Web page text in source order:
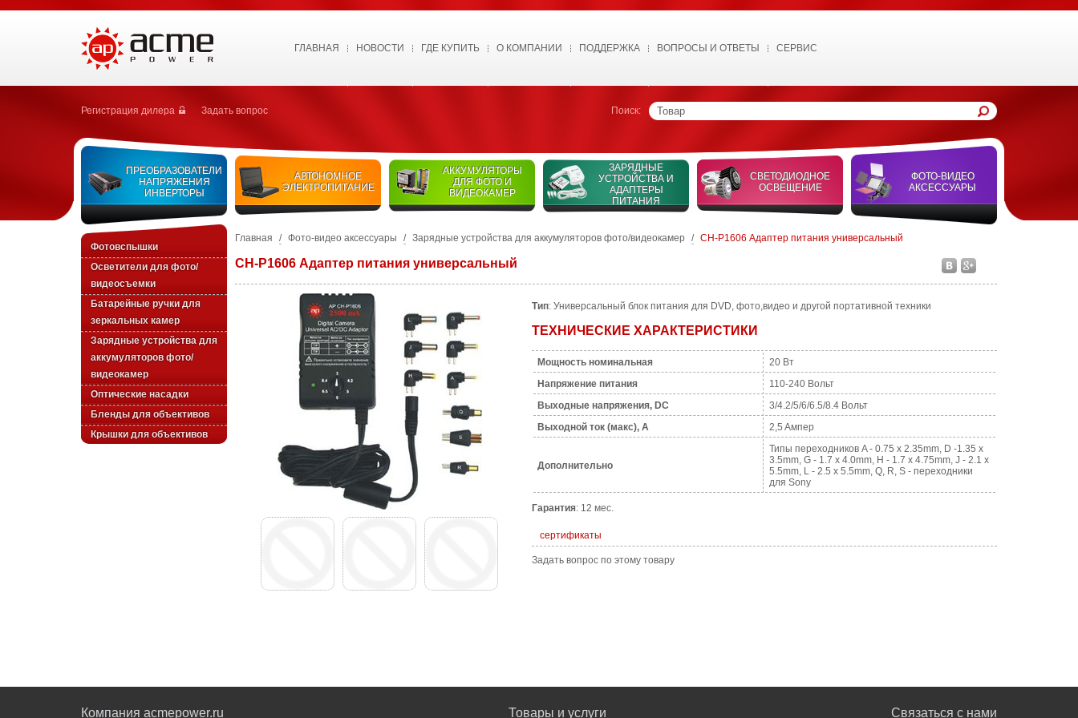
ГЛАВНАЯ НОВОСТИ ГДЕ КУПИТЬ О КОМПАНИИ ПОДДЕРЖКА ВОПРОСЫ И ОТВЕТЫ СЕРВИС
Регистрация дилера Задать вопрос Поиск:
ПРЕОБРАЗОВАТЕЛИ
НАПРЯЖЕНИЯ
ИНВЕРТОРЫ
АВТОНОМНОЕ
ЭЛЕКТРОПИТАНИЕ
АККУМУЛЯТОРЫ
ДЛЯ ФОТО И
ВИДЕОКАМЕР
ЗАРЯДНЫЕ
УСТРОЙСТВА И
АДАПТЕРЫ
ПИТАНИЯ
СВЕТОДИОДНОЕ
ОСВЕЩЕНИЕ
ФОТО-ВИДЕО
АКСЕССУАРЫ
Фотовспышки
Осветители для фото/
видеосъемки
Батарейные ручки для
зеркальных камер
Зарядные устройства для
аккумуляторов фото/
видеокамер
Оптические насадки
Бленды для объективов
Крышки для объективов
Главная / Фото-видео аксессуары / Зарядные устройства для аккумуляторов фото/видеокамер / CH-P1606 Адаптер питания универсальный
CH-P1606 Адаптер питания универсальный
Тип: Универсальный блок питания для DVD, фото,видео и другой портативной техники
ТЕХНИЧЕСКИЕ ХАРАКТЕРИСТИКИ
Мощность номинальная
20 Вт
Напряжение питания
110-240 Вольт
Выходные напряжения, DC
3/4.2/5/6/6.5/8.4 Вольт
Выходной ток (макс), A
2,5 Aмпер
Дополнительно
Типы переходников A - 0.75 x 2.35mm, D -1.35 x
3.5mm, G - 1.7 x 4.0mm, H - 1.7 x 4.75mm, J - 2.1 x
5.5mm, L - 2.5 x 5.5mm, Q, R, S - переходники
для Sony
Гарантия: 12 мес.
сертификаты
Задать вопрос по этому товару
Компания acmepower.ru Товары и услуги Связаться с нами